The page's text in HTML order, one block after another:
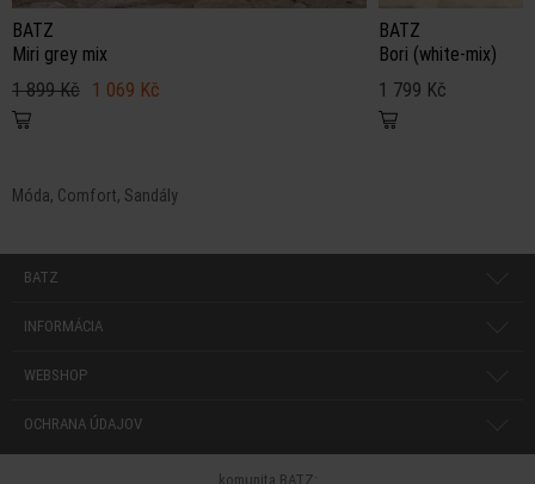
BATZ
Miri grey mix
1 899 Kč 1 069 Kč
BATZ
Bori (white-mix)
1 799 Kč
Móda, Comfort, Sandály
BATZ
INFORMÁCIA
WEBSHOP
OCHRANA ÚDAJOV